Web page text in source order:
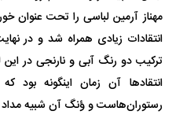
مهناز آرمین لباسی را تحت عنوان
انتقادات زیادی همراه شد و در
ترکیب دو رنگ آبی و نارنجی در این
انتقادها آن زمان اینگونه بود
رستوران‌هاست و ؤنگ آن شبیه